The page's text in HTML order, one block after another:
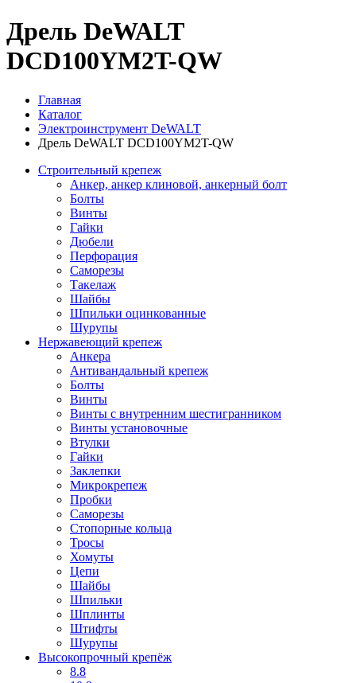
Дрель DeWALT
DCD100YM2T-QW
Главная
Каталог
Электроинструмент DeWALT
Дрель DeWALT DCD100YM2T-QW
Строительный крепеж
Анкер, анкер клиновой, анкерный болт
Болты
Винты
Гайки
Дюбели
Перфорация
Саморезы
Такелаж
Шайбы
Шпильки оцинкованные
Шурупы
Нержавеющий крепеж
Анкера
Антивандальный крепеж
Болты
Винты
Винты с внутренним шестигранником
Винты установочные
Втулки
Гайки
Заклепки
Микрокрепеж
Пробки
Саморезы
Стопорные кольца
Тросы
Хомуты
Цепи
Шайбы
Шпильки
Шплинты
Штифты
Шурупы
Высокопрочный крепёж
8.8